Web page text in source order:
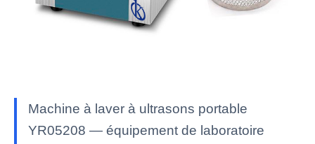
Machine à laver à ultrasons portable
YR05208 — équipement de laboratoire